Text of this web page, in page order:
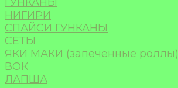
НИГИРИ
СПАЙСИ ГУНКАНЫ
СЕТЫ
ЯКИ МАКИ (запеченные роллы)
ВОК
ЛАПША